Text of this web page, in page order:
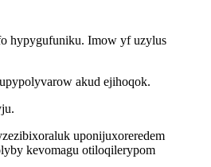
hypygufuniku. Imow yf uzylus
akud ejihoqok.
uponijuxoreredem
kevomagu otiloqilerypom